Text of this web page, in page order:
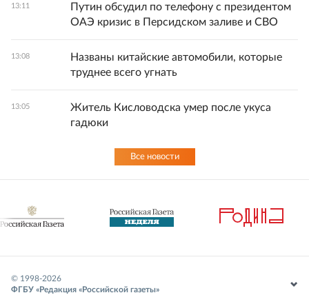
13:11
Путин обсудил по телефону с президентом
ОАЭ кризис в Персидском заливе и СВО
13:08
Названы китайские автомобили, которые
труднее всего угнать
13:05
Житель Кисловодска умер после укуса
гадюки
Все новости
© 1998-2026
ФГБУ «Редакция «Российской газеты»